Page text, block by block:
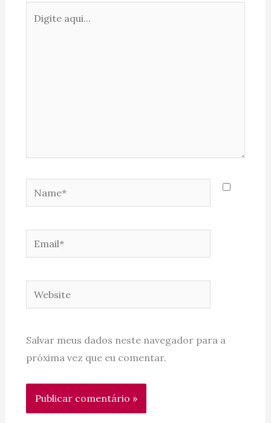
aqui...
Name*
Email*
Website
Salvar meus dados neste navegador para a
próxima vez que eu comentar.